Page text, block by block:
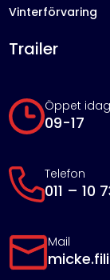
Öppet idag
09-17
Telefon
011 – 10
Mail
Vinterförvaring
Trailer